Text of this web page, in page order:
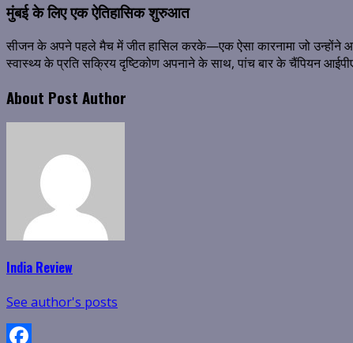
मुंबई के लिए एक ऐतिहासिक शुरुआत
सीजन के अपने पहले मैच में जीत हासिल करके—एक ऐसा कारनामा जो उन्होंने
स्वास्थ्य के प्रति सक्रिय दृष्टिकोण अपनाने के साथ, पांच बार के चैंपियन
About Post Author
India Review
See author's posts